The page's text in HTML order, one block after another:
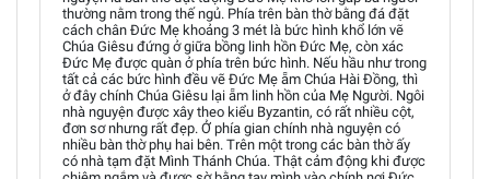
thường nằm trong thế ngủ. Phía trên bàn thờ bằng đá đặt
cách chân Đức Mẹ khoảng 3 mét là bức hình khổ lớn vẽ
Chúa Giêsu đứng ở giữa bồng linh hồn Đức Mẹ, còn xác
Đức Mẹ được quàn ở phía trên bức hình. Nếu hầu như trong
tất cả các bức hình đều vẽ Đức Mẹ ẵm Chúa Hài Đồng, thì
ở đây chính Chúa Giêsu lại ẵm linh hồn của Mẹ Người. Ngôi
nhà nguyện được xây theo kiểu Byzantin, có rất nhiều cột,
đơn sơ nhưng rất đẹp. Ở phía gian chính nhà nguyện có
nhiều bàn thờ phụ hai bên. Trên một trong các bàn thờ ấy
có nhà tạm đặt Mình Thánh Chúa. Thật cảm động khi được